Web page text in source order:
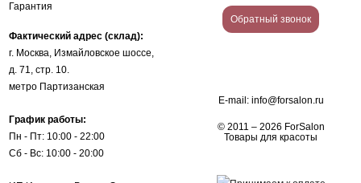
Гарантия
Фактический адрес (склад):
г. Москва, Измайловское шоссе,
д. 71, стр. 10.
метро Партизанская
График работы:
Пн - Пт: 10:00 - 22:00
Сб - Вс: 10:00 - 20:00
Обратный звонок
E-mail: info@forsalon.ru
© 2011 – 2026 ForSalon
Товары для красоты